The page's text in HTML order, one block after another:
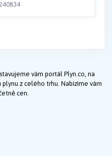
vám portál Plyn.co, na
z celého trhu. Nabízíme vám
cen.